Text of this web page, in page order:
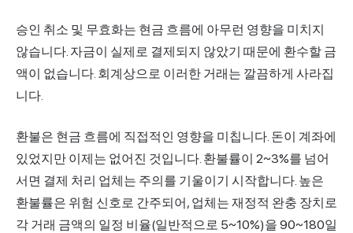
승인 취소 및 무효화는 현금 흐름에 아무런 영향을 미치지
않습니다. 자금이 실제로 결제되지 않았기 때문에 환수할 금
액이 없습니다. 회계상으로 이러한 거래는 깔끔하게 사라집
니다.
환불은 현금 흐름에 직접적인 영향을 미칩니다. 돈이 계좌에
있었지만 이제는 없어진 것입니다. 환불률이 2~3%를 넘어
서면 결제 처리 업체는 주의를 기울이기 시작합니다. 높은
환불률은 위험 신호로 간주되어, 업체는 재정적 완충 장치로
각 거래 금액의 일정 비율(일반적으로 5~10%)을 90~180일